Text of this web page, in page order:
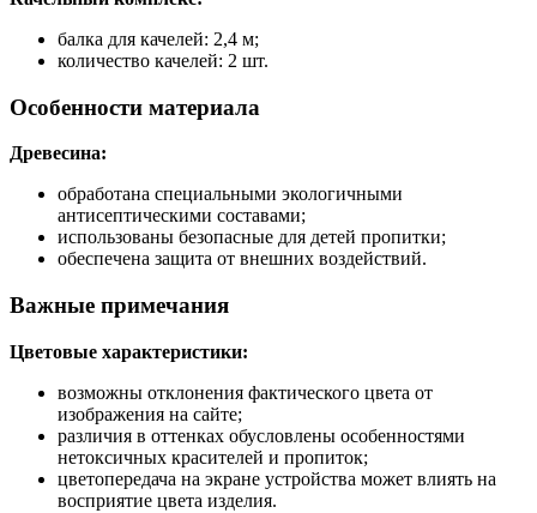
балка для качелей: 2,4 м;
количество качелей: 2 шт.
Особенности материала
Древесина:
обработана специальными экологичными
антисептическими составами;
использованы безопасные для детей пропитки;
обеспечена защита от внешних воздействий.
Важные примечания
Цветовые характеристики:
возможны отклонения фактического цвета от
изображения на сайте;
различия в оттенках обусловлены особенностями
нетоксичных красителей и пропиток;
цветопередача на экране устройства может влиять на
восприятие цвета изделия.